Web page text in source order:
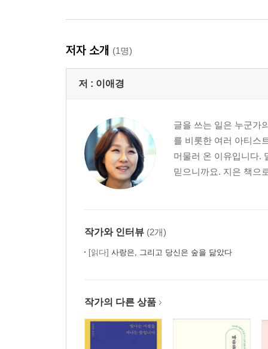
저자 소개 (1명)
저 : 이애경
글을 쓰는 일은 누군가
를 비롯한 여러 아티스
머물러 온 이유입니다.
믿으니까요. 지은 책으
작가와 인터뷰 (2개)
[읽다] 사랑은, 그리고 당신은 숲을 닮았다
작가의 다른 상품